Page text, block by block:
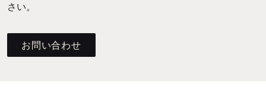
さい。
お問い合わせ